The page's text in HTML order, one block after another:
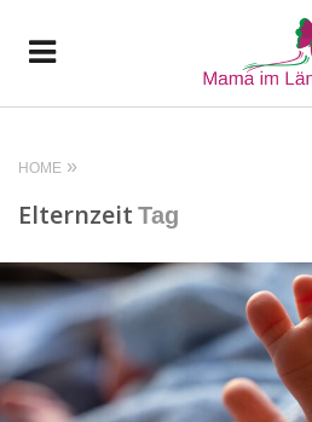
HOME
Elternzeit Tag